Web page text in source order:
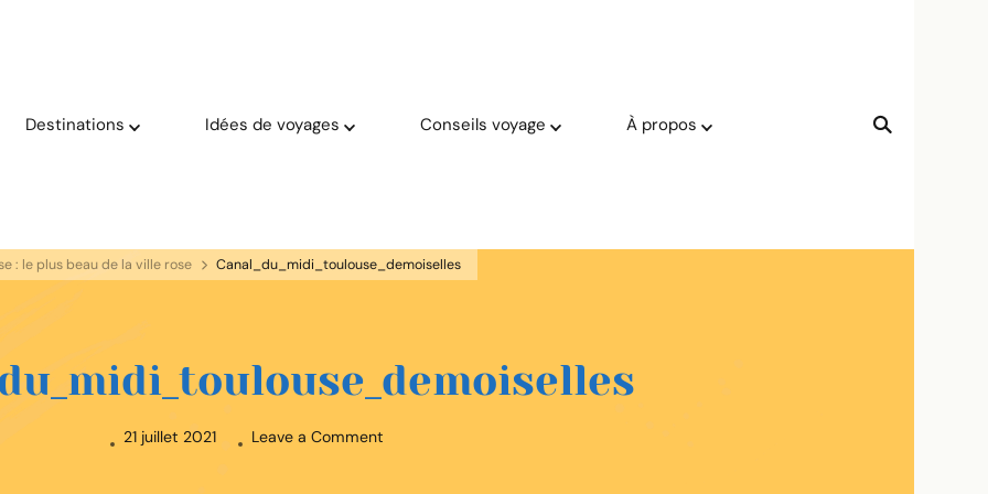
Destinations Idées de voyages Conseils voyage À propos
: le plus beau de la ville rose Canal_du_midi_toulouse_demoiselles
21 juillet 2021 Leave a Comment